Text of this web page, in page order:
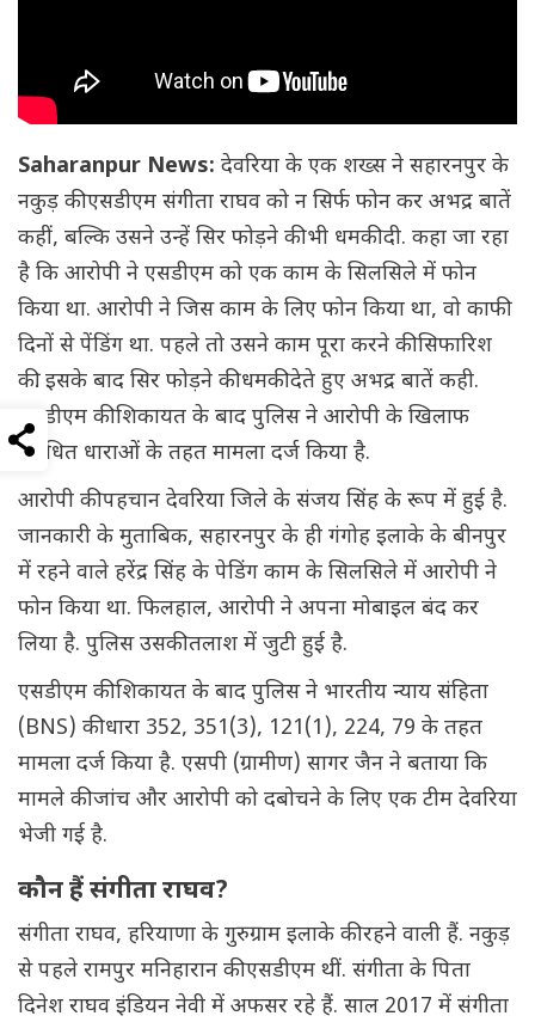
Saharanpur News: देवरिया के एक शख्स ने सहारनपुर के
नकुड़ की एसडीएम संगीता राघव को न सिर्फ फोन कर अभद्र बातें
कहीं, बल्कि उसने उन्हें सिर फोड़ने की भी धमकी दी. कहा जा रहा
है कि आरोपी ने एसडीएम को एक काम के सिलसिले में फोन
किया था. आरोपी ने जिस काम के लिए फोन किया था, वो काफी
दिनों से पेंडिंग था. पहले तो उसने काम पूरा करने की सिफारिश
की. इसके बाद सिर फोड़ने की धमकी देते हुए अभद्र बातें कही.
एसडीएम की शिकायत के बाद पुलिस ने आरोपी के खिलाफ
संबंधित धाराओं के तहत मामला दर्ज किया है.
आरोपी की पहचान देवरिया जिले के संजय सिंह के रूप में हुई है.
जानकारी के मुताबिक, सहारनपुर के ही गंगोह इलाके के बीनपुर
में रहने वाले हरेंद्र सिंह के पेडिंग काम के सिलसिले में आरोपी ने
फोन किया था. फिलहाल, आरोपी ने अपना मोबाइल बंद कर
लिया है. पुलिस उसकी तलाश में जुटी हुई है.
एसडीएम की शिकायत के बाद पुलिस ने भारतीय न्याय संहिता
(BNS) की धारा 352, 351(3), 121(1), 224, 79 के तहत
मामला दर्ज किया है. एसपी (ग्रामीण) सागर जैन ने बताया कि
मामले की जांच और आरोपी को दबोचने के लिए एक टीम देवरिया
भेजी गई है.
कौन हैं संगीता राघव?
संगीता राघव, हरियाणा के गुरुग्राम इलाके की रहने वाली हैं. नकुड़
से पहले रामपुर मनिहारान की एसडीएम थीं. संगीता के पिता
दिनेश राघव इंडियन नेवी में अफसर रहे हैं. साल 2017 में संगीता